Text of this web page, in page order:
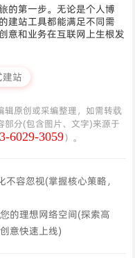
的第一步。无论是个人博
建站工具都能满足不同需
意和业务在互联网上生根发
站
辑原创或采编整理，如需转载
部分(包含图片、文字)来源于
6029-3059）。
容忽视(掌握核心策略，
的理想网络空间(探索高
意快速上线)